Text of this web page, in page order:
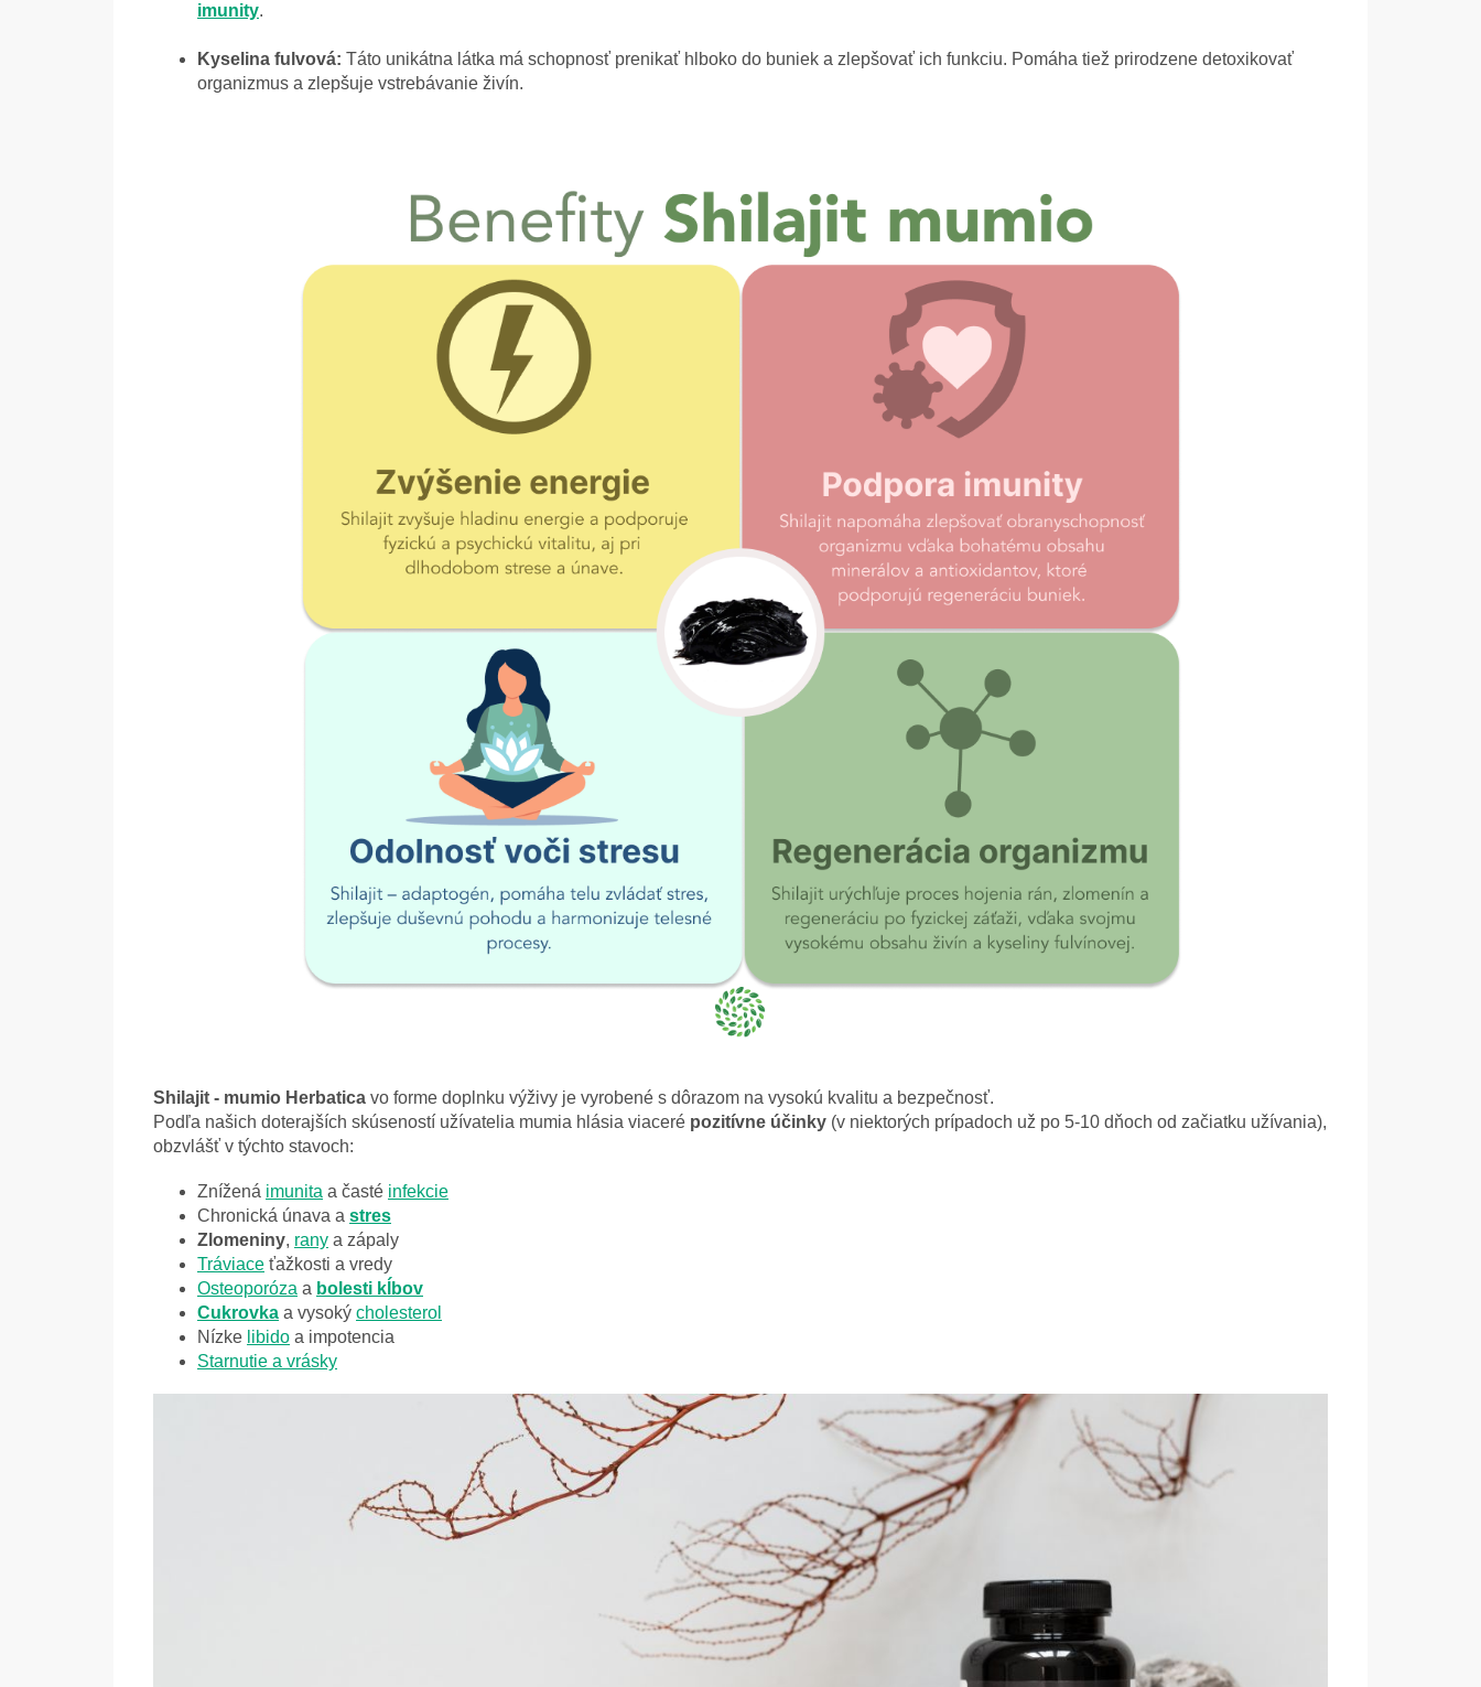
imunity.
Kyselina fulvová: Táto unikátna látka má schopnosť prenikať hlboko do buniek a zlepšovať ich funkciu. Pomáha tiež prirodzene detoxikovať
organizmus a zlepšuje vstrebávanie živín.
Shilajit - mumio Herbatica vo forme doplnku výživy je vyrobené s dôrazom na vysokú kvalitu a bezpečnosť.
Podľa našich doterajších skúseností užívatelia mumia hlásia viaceré pozitívne účinky (v niektorých prípadoch už po 5-10 dňoch od začiatku užívania),
obzvlášť v týchto stavoch:
Znížená imunita a časté infekcie
Chronická únava a stres
Zlomeniny, rany a zápaly
Tráviace ťažkosti a vredy
Osteoporóza a bolesti kĺbov
Cukrovka a vysoký cholesterol
Nízke libido a impotencia
Starnutie a vrásky